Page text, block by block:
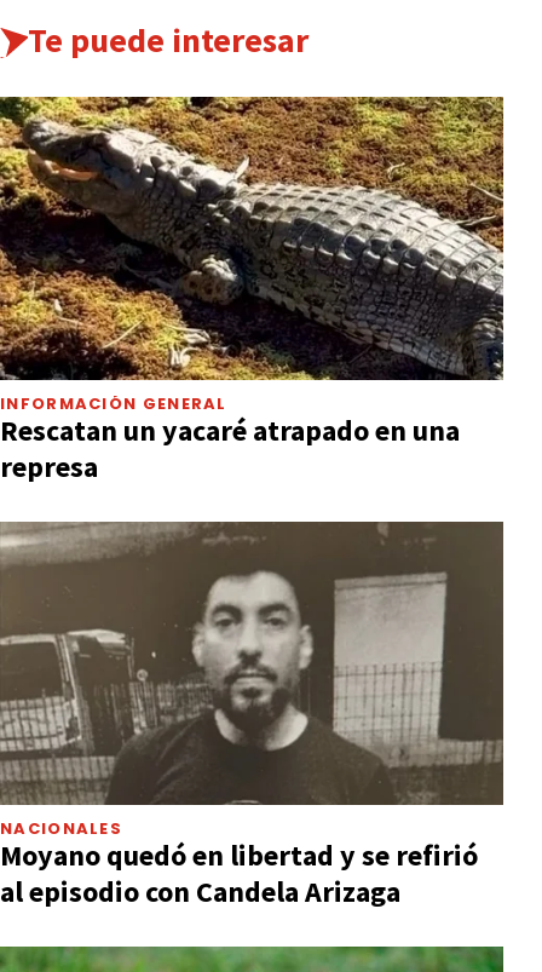
Te puede interesar
INFORMACIÓN GENERAL
Rescatan un yacaré atrapado en una
represa
NACIONALES
Moyano quedó en libertad y se refirió
al episodio con Candela Arizaga